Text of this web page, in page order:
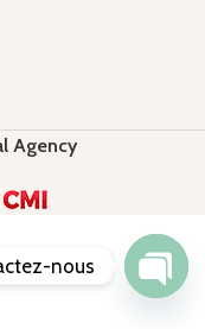
Agency
nous